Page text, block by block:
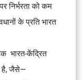
निर्भरता को कम
के प्रति भारत
भारत-केंद्रित
है, जैसे—